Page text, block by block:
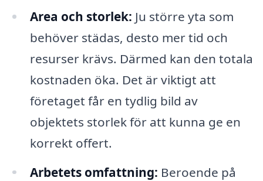
Area och storlek: Ju större yta som
behöver städas, desto mer tid och
resurser krävs. Därmed kan den totala
kostnaden öka. Det är viktigt att
företaget får en tydlig bild av
objektets storlek för att kunna ge en
korrekt offert.
Arbetets omfattning: Beroende på